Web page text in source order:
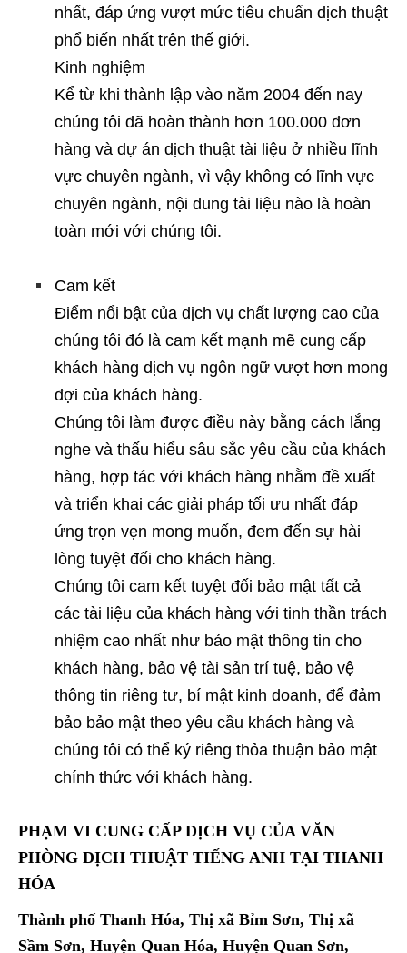
nhất, đáp ứng vượt mức tiêu chuẩn dịch thuật
phổ biến nhất trên thế giới.
Kinh nghiệm
Kể từ khi thành lập vào năm 2004 đến nay
chúng tôi đã hoàn thành hơn 100.000 đơn
hàng và dự án dịch thuật tài liệu ở nhiều lĩnh
vực chuyên ngành, vì vậy không có lĩnh vực
chuyên ngành, nội dung tài liệu nào là hoàn
toàn mới với chúng tôi.
Cam kết
Điểm nổi bật của dịch vụ chất lượng cao của
chúng tôi đó là cam kết mạnh mẽ cung cấp
khách hàng dịch vụ ngôn ngữ vượt hơn mong
đợi của khách hàng.
Chúng tôi làm được điều này bằng cách lắng
nghe và thấu hiểu sâu sắc yêu cầu của khách
hàng, hợp tác với khách hàng nhằm đề xuất
và triển khai các giải pháp tối ưu nhất đáp
ứng trọn vẹn mong muốn, đem đến sự hài
lòng tuyệt đối cho khách hàng.
Chúng tôi cam kết tuyệt đối bảo mật tất cả
các tài liệu của khách hàng với tinh thần trách
nhiệm cao nhất như bảo mật thông tin cho
khách hàng, bảo vệ tài sản trí tuệ, bảo vệ
thông tin riêng tư, bí mật kinh doanh, để đảm
bảo bảo mật theo yêu cầu khách hàng và
chúng tôi có thể ký riêng thỏa thuận bảo mật
chính thức với khách hàng.
PHẠM VI CUNG CẤP DỊCH VỤ CỦA VĂN
PHÒNG DỊCH THUẬT TIẾNG ANH TẠI THANH
HÓA
Thành phố Thanh Hóa, Thị xã Bỉm Sơn, Thị xã
Sầm Sơn, Huyện Quan Hóa, Huyện Quan Sơn,